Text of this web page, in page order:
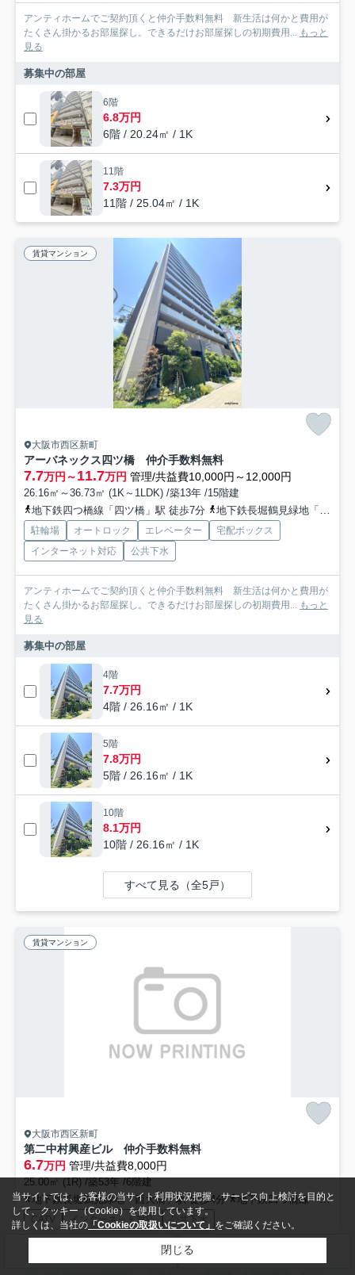
アンティホームでご契約頂くと仲介手数料無料 新生活は何かと費用が
たくさん掛かるお部屋探し。できるだけお部屋探しの初期費用... もっと
見る
募集中の部屋
6階
6.8万円
6階 / 20.24㎡ / 1K
11階
7.3万円
11階 / 25.04㎡ / 1K
賃貸マンション
大阪市西区新町
アーバネックス四ツ橋 仲介手数料無料
7.7万円～11.7万円 管理/共益費10,000円～12,000円
26.16㎡～36.73㎡ (1K～1LDK) /築13年 /15階建
地下鉄四つ橋線「四ツ橋」駅 徒歩7分
地下鉄長堀鶴見緑地「西大橋」駅 徒歩8分
駐輪場 オートロック エレベーター
宅配ボックス
インターネット対応
公共下水
アンティホームでご契約頂くと仲介手数料無料 新生活は何かと費用が
たくさん掛かるお部屋探し。できるだけお部屋探しの初期費用... もっと
見る
募集中の部屋
4階
7.7万円
4階 / 26.16㎡ / 1K
5階
7.8万円
5階 / 26.16㎡ / 1K
10階
8.1万円
10階 / 26.16㎡ / 1K
すべて見る（全5戸）
賃貸マンション
大阪市西区新町
第二中村興産ビル 仲介手数料無料
6.7万円 管理/共益費8,000円
25.00㎡ (1R) /築53年 /6階建
地下鉄長堀鶴見緑地「西大橋」駅 徒歩4分
地下鉄四つ橋線「四ツ橋」駅 徒歩7分
CATV インターネット対応 公共下水
当サイトでは、お客様の当サイト利用状況把握、サービス向上検討を目的と
して、クッキー（Cookie）を使用しています。
詳しくは、当社の 「Cookieの取扱いについて」 をご確認ください。
閉じる